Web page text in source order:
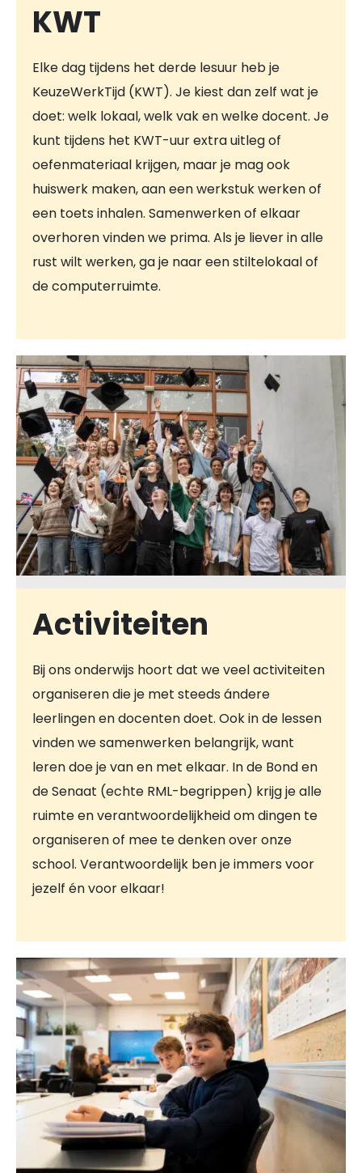
KWT
Elke dag tijdens het derde lesuur heb je
KeuzeWerkTijd (KWT). Je kiest dan zelf wat je
doet: welk lokaal, welk vak en welke docent. Je
kunt tijdens het KWT-uur extra uitleg of
oefenmateriaal krijgen, maar je mag ook
huiswerk maken, aan een werkstuk werken of
een toets inhalen. Samenwerken of elkaar
overhoren vinden we prima. Als je liever in alle
rust wilt werken, ga je naar een stiltelokaal of
de computerruimte.
Activiteiten
Bij ons onderwijs hoort dat we veel activiteiten
organiseren die je met steeds ándere
leerlingen en docenten doet. Ook in de lessen
vinden we samenwerken belangrijk, want
leren doe je van en met elkaar. In de Bond en
de Senaat (echte RML-begrippen) krijg je alle
ruimte en verantwoordelijkheid om dingen te
organiseren of mee te denken over onze
school. Verantwoordelijk ben je immers voor
jezelf én voor elkaar!